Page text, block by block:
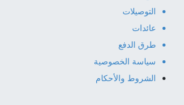
التوصيلات
عائدات
طرق الدفع
سياسة الخصوصية
الشروط والأحكام